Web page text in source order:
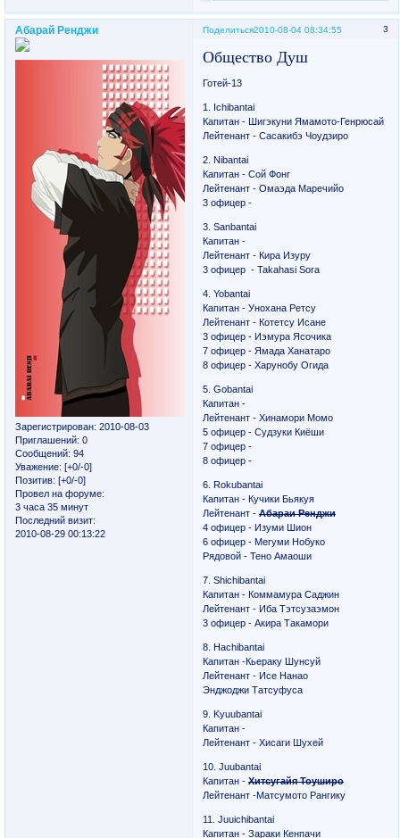
Поделиться 3
2010-08-04 08:34:55
Абарай Ренджи
Зарегистрирован: 2010-08-03
Приглашений: 0
Сообщений: 94
Уважение: [+0/-0]
Позитив: [+0/-0]
Провел на форуме:
3 часа 35 минут
Последний визит:
2010-08-29 00:13:22
Общество Душ
Готей-13
1. Ichibantai
Капитан - Шигэкуни Ямамото-Генрюсай
Лейтенант - Сасакибэ Чоудзиро
2. Nibantai
Капитан - Сой Фонг
Лейтенант - Омаэда Маречийо
3 офицер -
3. Sanbantai
Капитан -
Лейтенант - Кира Изуру
3 офицер - Takahasi Sora
4. Yobantai
Капитан - Унохана Ретсу
Лейтенант - Котетсу Исане
3 офицер - Иэмура Ясочика
7 офицер - Ямада Ханатаро
8 офицер - Харунобу Огидa
5. Gobantai
Капитан -
Лейтенант - Хинамори Момо
5 офицер - Судзуки Киёши
7 офицер -
8 офицер -
6. Rokubantai
Капитан - Кучики Бьякуя
Лейтенант -Абараи Ренджи
4 офицер - Изуми Шион
6 офицер - Мегуми Нобуко
Рядовой - Тено Амаоши
7. Shichibantai
Капитан - Коммамура Саджин
Лейтенант - Иба Тэтсузаэмон
3 офицер - Акира Такамори
8. Hachibantai
Капитан -Кьераку Шунсуй
Лейтенант - Исе Нанао
Энджоджи Татсуфуса
9. Kyuubantai
Капитан -
Лейтенант - Хисаги Шухей
10. Juubantai
Капитан -Хитсугайя Тоуширо
Лейтенант -Матсумото Рангику
11. Juuichibantai
Капитан - Зараки Кенпачи